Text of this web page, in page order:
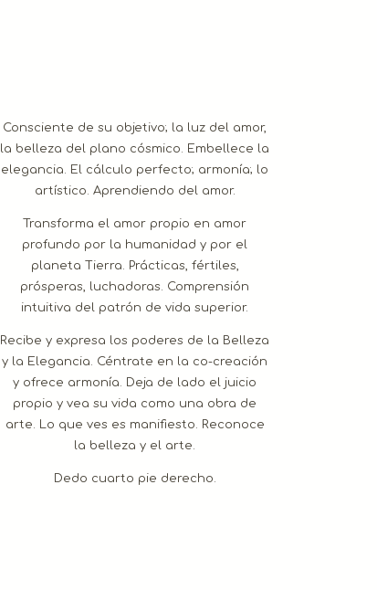
Consciente de su objetivo; la luz del amor,
la belleza del plano cósmico. Embellece la
elegancia. El cálculo perfecto; armonía; lo
artístico. Aprendiendo del amor.
Transforma el amor propio en amor
profundo por la humanidad y por el
planeta Tierra. Prácticas, fértiles,
prósperas, luchadoras. Comprensión
intuitiva del patrón de vida superior.
Recibe y expresa los poderes de la Belleza
y la Elegancia. Céntrate en la co-creación
y ofrece armonía. Deja de lado el juicio
propio y vea su vida como una obra de
arte. Lo que ves es manifiesto. Reconoce
la belleza y el arte.
Dedo cuarto pie derecho.